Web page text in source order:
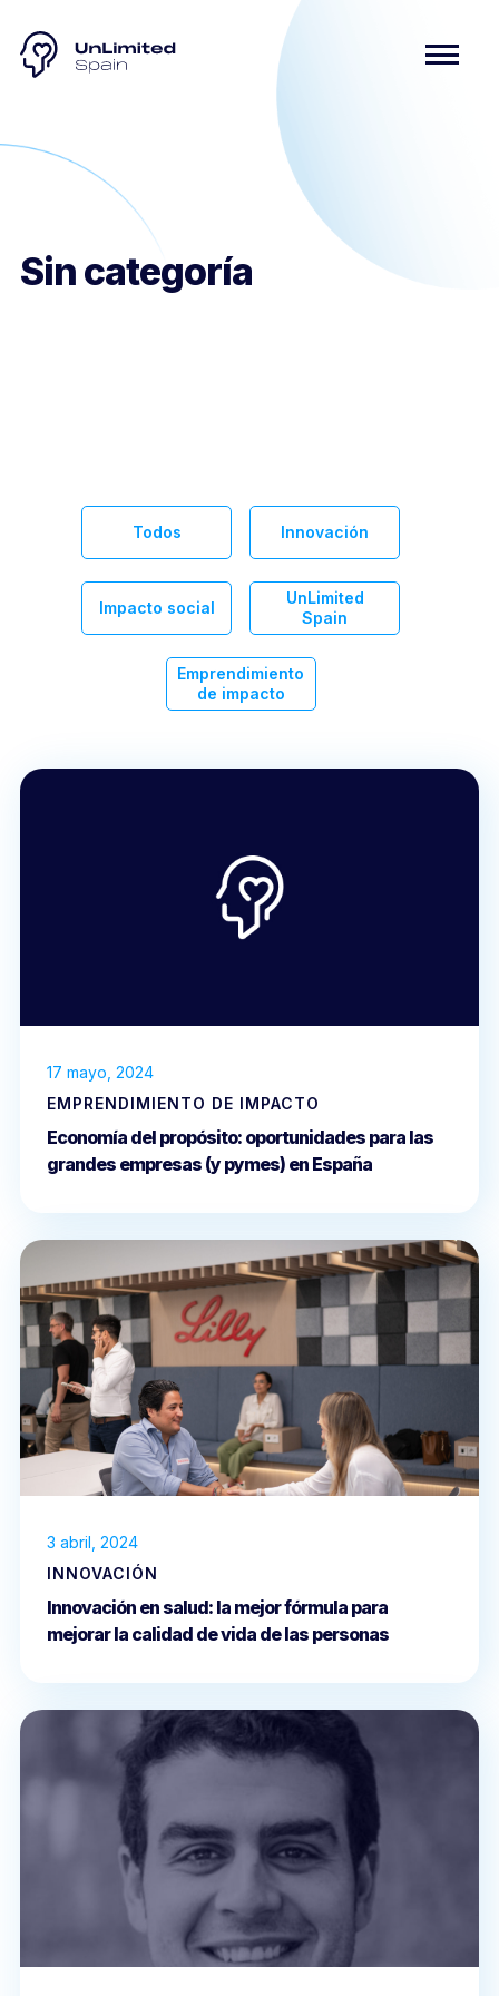
Sin categoría
Todos Innovación
Impacto social
UnLimited
Spain
Emprendimiento
de impacto
17 mayo, 2024
EMPRENDIMIENTO DE IMPACTO
Economía del propósito: oportunidades para las
grandes empresas (y pymes) en España
3 abril, 2024
INNOVACIÓN
Innovación en salud: la mejor fórmula para
mejorar la calidad de vida de las personas